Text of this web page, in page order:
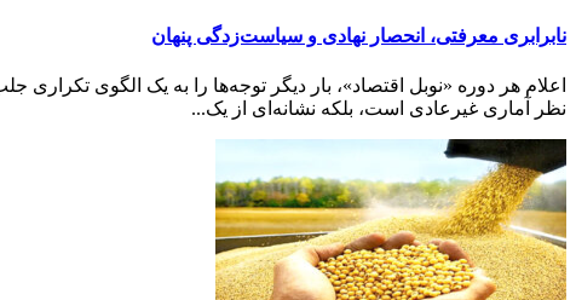
نابرابری معرفتی، انحصار نهادی و سیاست‌زدگی پنهان
اعلام هر دوره «نوبل اقتصاد»، بار دیگر توجه‌ها را به یک الگوی تکراری
نظر آماری غیرعادی است، بلکه نشانه‌ای از یک...